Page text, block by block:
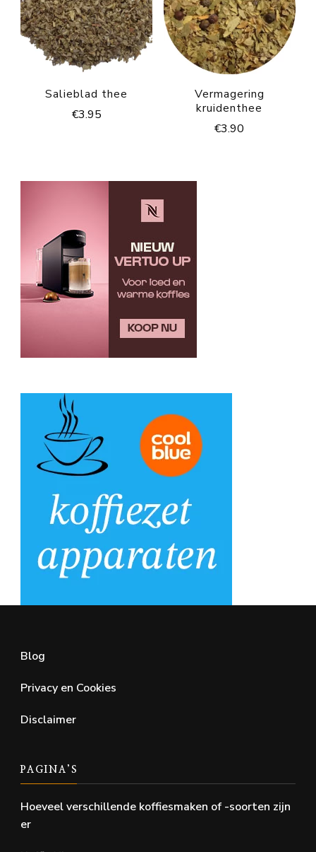
Salieblad thee
€3.95
Vermagering
kruidenthee
€3.90
Blog
Privacy en Cookies
Disclaimer
PAGINA’S
Hoeveel verschillende koffiesmaken of -soorten zijn
er